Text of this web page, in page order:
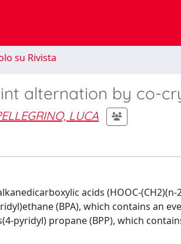
su Rivista
alternation by co-
LUCA
acids (HOOC-(CH2)(n-
(BPA), which contains an
pyridyl) propane (BPP), which